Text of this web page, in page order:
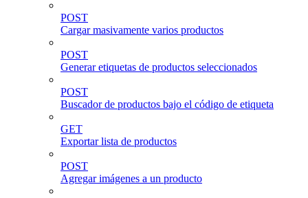
POST
Cargar masivamente varios productos
POST
Generar etiquetas de productos seleccionados
POST
Buscador de productos bajo el código de etiqueta
GET
Exportar lista de productos
POST
Agregar imágenes a un producto